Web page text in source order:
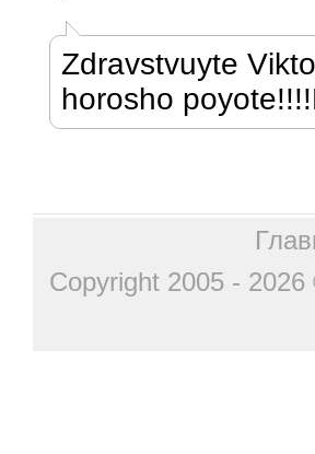
Zdravstvuyte
horosho
Copyright 2005 -